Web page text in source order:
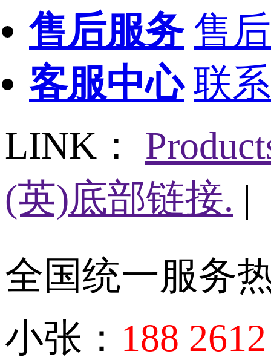
售后服务 售
客服中心 联
LINK：
(英)底部链接. |
全国统一服务
小张： 188